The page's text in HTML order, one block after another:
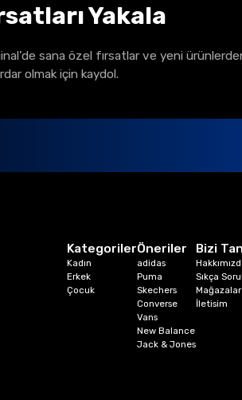
Yakala
sana özel fırsatlar ve yeni
olmak için kaydol.
Kategoriler
Kadın
Erkek
Çocuk
Öneriler
adidas
Puma
Skechers
Converse
Vans
New Balance
Jack & Jones
Bizi
Sıkça
Mağazalar
İletisim